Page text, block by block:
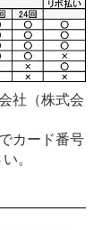
社（株式会
カード番号
。